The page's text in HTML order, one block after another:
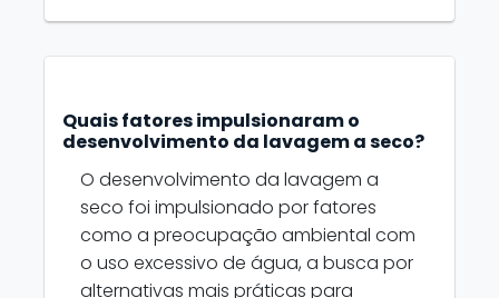
Quais fatores impulsionaram o
desenvolvimento da lavagem a seco?
O desenvolvimento da lavagem a
seco foi impulsionado por fatores
como a preocupação ambiental com
o uso excessivo de água, a busca por
alternativas mais práticas para